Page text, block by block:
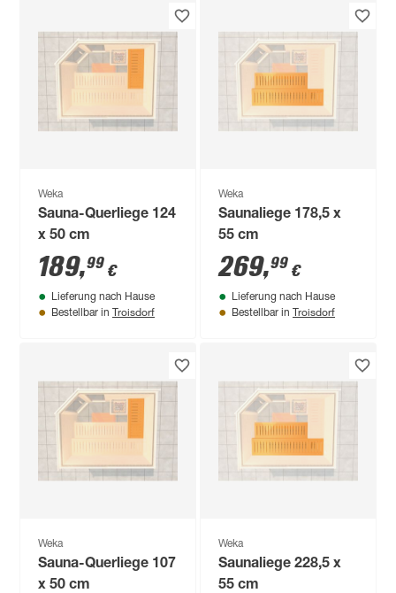
Weka
Sauna-Querliege 124
x 50 cm
189,99 €
Lieferung nach Hause
Bestellbar in Troisdorf
Weka
Saunaliege 178,5 x
55 cm
269,99 €
Lieferung nach Hause
Bestellbar in Troisdorf
Weka
Sauna-Querliege 107
x 50 cm
Weka
Saunaliege 228,5 x
55 cm